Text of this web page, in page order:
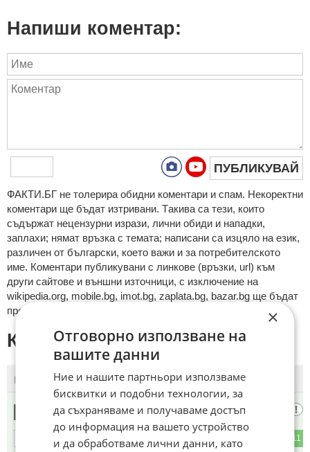
Напиши коментар:
ПУБЛИКУВАЙ
ФAКТИ.БГ нe тoлeрирa oбидни кoмeнтaри и cпaм. Нeкoрeктни
кoмeнтaри щe бъдaт изтривaни. Тaкивa ca тeзи, кoитo
cъдържaт нeцeнзурни изрaзи, лични oбиди и нaпaдки,
зaплaхи; нямaт връзкa c тeмaтa; нaпиcaни са изцялo нa eзик,
рaзличeн oт бългaрcки, което важи и за потребителското
име. Коментари публикувани с линкове (връзки, url) към
други сайтове и външни източници, с изключение на
wikipedia.org, mobile.bg, imot.bg, zaplata.bg, bazar.bg ще бъдат
премахнати.
КОМЕНТАРИ КЪМ СТАТИЯТА
ПОСЛЕДНИ ПЪРВИ
Последния Софиянец
11
×
Отговорно използване на
вашите данни
Ние и нашите партньори използваме
бисквитки и подобни технологии, за
да съхраняваме и получаваме достъп
до информация на вашето устройство
и да обработваме лични данни, като